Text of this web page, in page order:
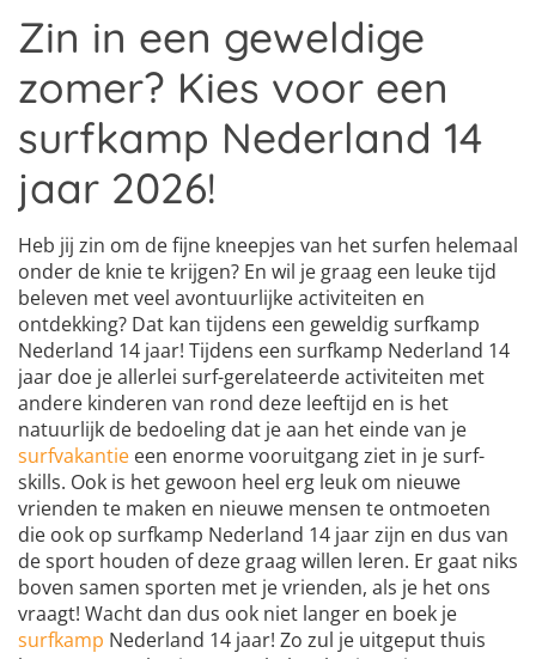
Zin in een geweldige
zomer? Kies voor een
surfkamp Nederland 14
jaar 2026!
Heb jij zin om de fijne kneepjes van het surfen helemaal
onder de knie te krijgen? En wil je graag een leuke tijd
beleven met veel avontuurlijke activiteiten en
ontdekking? Dat kan tijdens een geweldig surfkamp
Nederland 14 jaar! Tijdens een surfkamp Nederland 14
jaar doe je allerlei surf-gerelateerde activiteiten met
andere kinderen van rond deze leeftijd en is het
natuurlijk de bedoeling dat je aan het einde van je
surfvakantie een enorme vooruitgang ziet in je surf-
skills. Ook is het gewoon heel erg leuk om nieuwe
vrienden te maken en nieuwe mensen te ontmoeten
die ook op surfkamp Nederland 14 jaar zijn en dus van
de sport houden of deze graag willen leren. Er gaat niks
boven samen sporten met je vrienden, als je het ons
vraagt! Wacht dan dus ook niet langer en boek je
surfkamp Nederland 14 jaar! Zo zul je uitgeput thuis